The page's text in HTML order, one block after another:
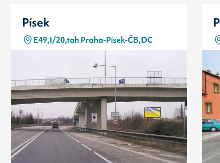
Písek
E49,I/20,tah Praha-Písek-ČB,DC